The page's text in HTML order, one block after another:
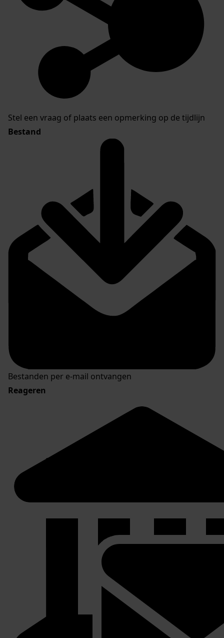
Stel een vraag of plaats een opmerking op de tijdlijn
Bestand
Bestanden per e-mail ontvangen
Reageren